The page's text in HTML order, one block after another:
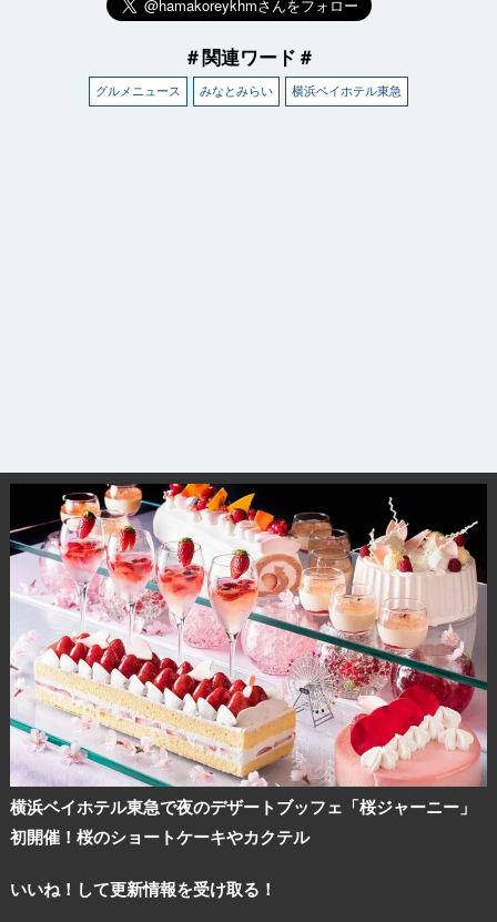
＃関連ワード＃
グルメニュース みなとみらい 横浜ベイホテル東急
横浜ベイホテル東急で夜のデザートブッフェ「桜ジャーニー」
初開催！桜のショートケーキやカクテル
いいね！して更新情報を受け取る！